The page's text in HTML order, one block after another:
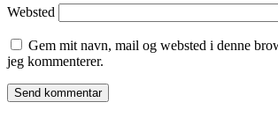
Websted
Gem mit navn, mail og websted i denne
jeg kommenterer.